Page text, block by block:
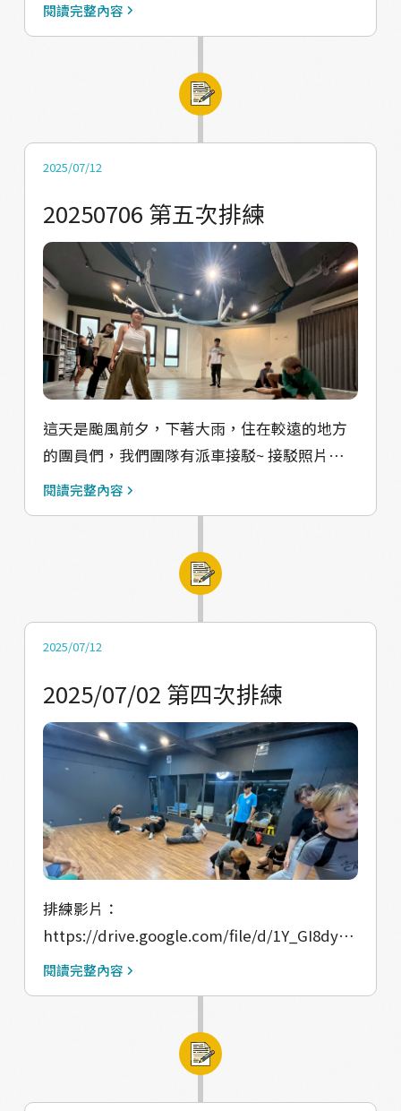
閱讀完整內容
2025/07/12
20250706 第五次排練
這天是颱風前夕，下著大雨，住在較遠的地方
的團員們，我們團隊有派車接駁~ 接駁照片：
https://drive.google.com/file/d/1qq_02IGAe
https://drive.google.com/file/d/1TPsujczaJ
90RqTxLLrFSKwzz_Uc2wqmj/view?
https://drive.google.com/file/d/17_aA6X390
usp=drive_link
https://drive.google.com/file/d/1vcYxOW9y
0RIim8l2_hNhlI4Q0yR37eNx/view?
usp=drive_link
https://drive.google.com/file/d/1PIbwZkvp
6hqqUmTzL2u9pUoddepp7tLR/view?
usp=drive_link
https://drive.google.com/file/d/1lN-
uCibvO-mfdk2t0jBYn_3XL7jfGi2R/view?
usp=drive_link
https://drive.google.com/file/d/1n5bXA1x98
XvpSYdvq0hg5A-MGYus3pAV/view?
閱讀完整內容
2025/07/12
2025/07/02 第四次排練
排練影片：
https://drive.google.com/file/d/1Y_GI8dyM
J_SPpXhb6vkHRFt5ojJQadz8/view?
Bgsuk0tEh3hH2JueY5Otj0a/view?
閱讀完整內容